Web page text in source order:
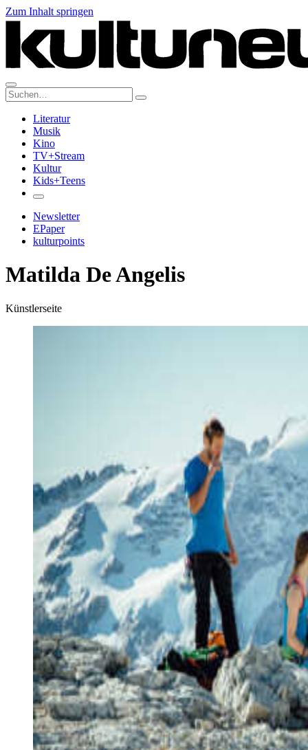
Zum Inhalt springen
Suche:
Literatur
Musik
Kino
TV+Stream
Kultur
Kids+Teens
Newsletter
EPaper
kulturpoints
Matilda De Angelis
Künstlerseite